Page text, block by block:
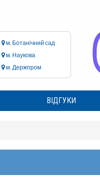
м. Ботанічний сад
м. Наукова
м. Держпром
ВІДГУКИ